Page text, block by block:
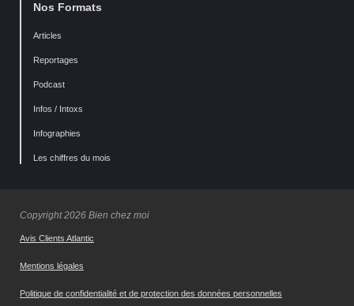
Nos Formats
Articles
Reportages
Podcast
Infos / Intoxs
Infographies
Les chiffres du mois
Copyright 2026 Bien chez moi
Avis Clients Atlantic
Mentions légales
Politique de confidentialité et de protection des données personnelles